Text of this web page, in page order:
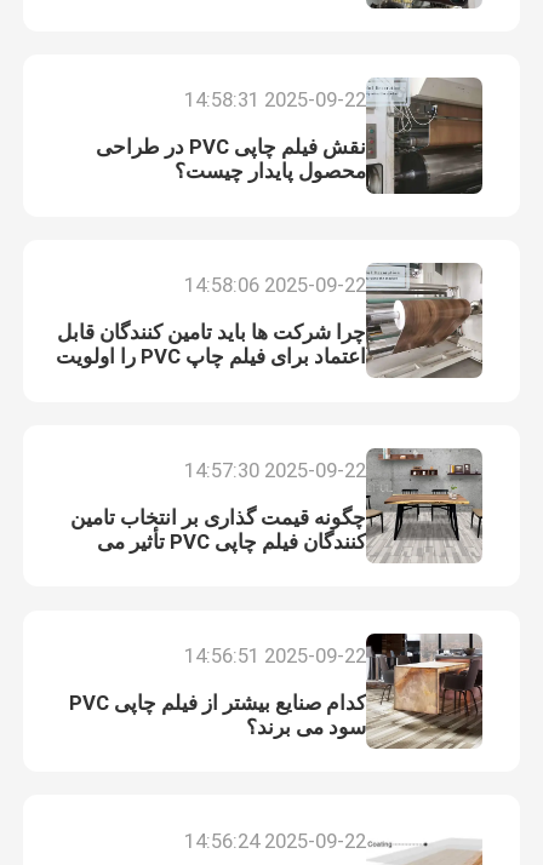
Products
Factory Tour
Quality Control
2025-09-22 14:58:31
نقش فیلم چاپی PVC در طراحی
محصول پایدار چیست؟
2025-09-22 14:58:06
چرا شرکت ها باید تامین کنندگان قابل
اعتماد برای فیلم چاپ PVC را اولویت
بندی کنند؟
2025-09-22 14:57:30
چگونه قیمت گذاری بر انتخاب تامین
کنندگان فیلم چاپی PVC تأثیر می
2025-09-22 14:56:51
کدام صنایع بیشتر از فیلم چاپی PVC
سود می برند؟
2025-09-22 14:56:24